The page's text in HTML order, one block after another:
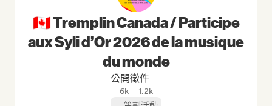
🇨🇦 Tremplin Canada / Participe
aux Syli d’Or 2026 de la musique
du monde
公開徵件
6k
1.2k